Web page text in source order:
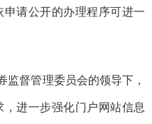
请公开的办理程序可进一
监督管理委员会的领导下，
进一步强化门户网站信息